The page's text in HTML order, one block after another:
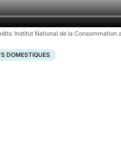
Institut National de la Consommation
DOMESTIQUES